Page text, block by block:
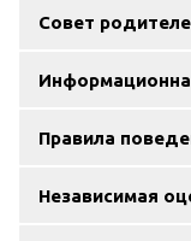
Совет
Правила
Независимая